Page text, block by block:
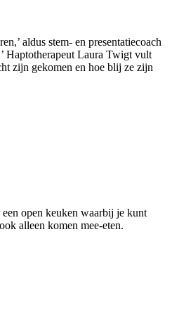
aldus stem- en presentatiecoach
Haptotherapeut Laura Twigt vult
zijn gekomen en hoe blij ze zijn
open keuken waarbij je kunt
alleen komen mee-eten.